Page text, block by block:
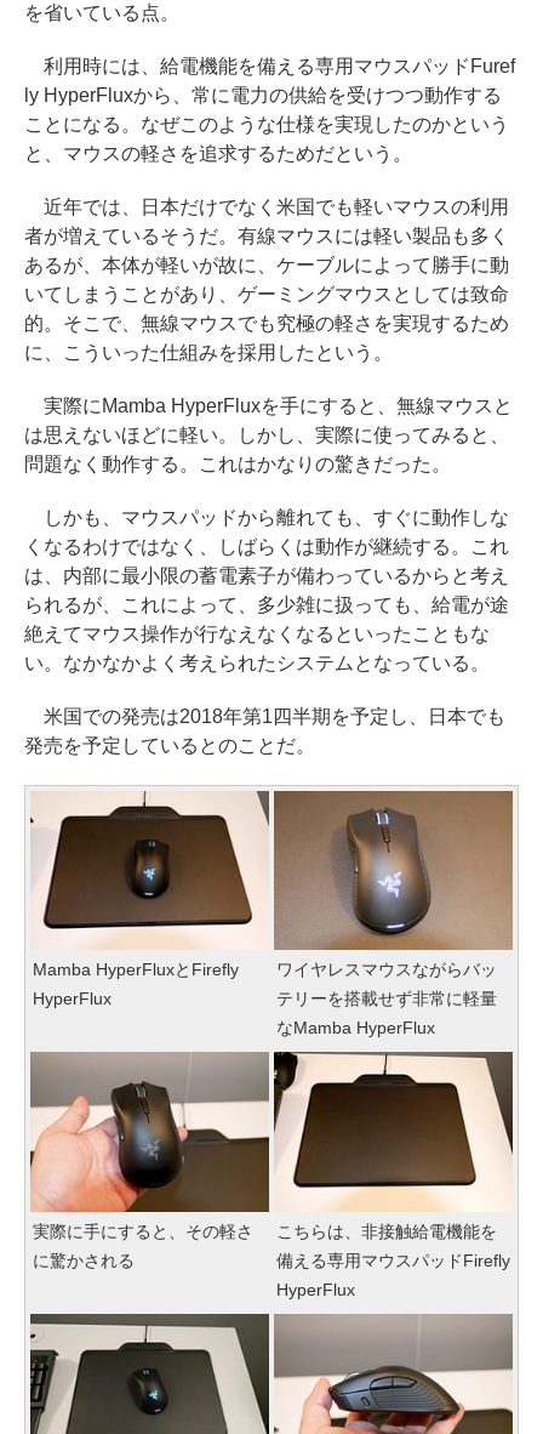
を省いている点。
利用時には、給電機能を備える専用マウスパッドFuref
ly HyperFluxから、常に電力の供給を受けつつ動作する
ことになる。なぜこのような仕様を実現したのかという
と、マウスの軽さを追求するためだという。
近年では、日本だけでなく米国でも軽いマウスの利用
者が増えているそうだ。有線マウスには軽い製品も多く
あるが、本体が軽いが故に、ケーブルによって勝手に動
いてしまうことがあり、ゲーミングマウスとしては致命
的。そこで、無線マウスでも究極の軽さを実現するため
に、こういった仕組みを採用したという。
実際にMamba HyperFluxを手にすると、無線マウスと
は思えないほどに軽い。しかし、実際に使ってみると、
問題なく動作する。これはかなりの驚きだった。
しかも、マウスパッドから離れても、すぐに動作しな
くなるわけではなく、しばらくは動作が継続する。これ
は、内部に最小限の蓄電素子が備わっているからと考え
られるが、これによって、多少雑に扱っても、給電が途
絶えてマウス操作が行なえなくなるといったこともな
い。なかなかよく考えられたシステムとなっている。
米国での発売は2018年第1四半期を予定し、日本でも
発売を予定しているとのことだ。
Mamba HyperFluxとFirefly
HyperFlux
ワイヤレスマウスながらバッ
テリーを搭載せず非常に軽量
なMamba HyperFlux
実際に手にすると、その軽さ
に驚かされる
こちらは、非接触給電機能を
備える専用マウスパッドFirefly
HyperFlux